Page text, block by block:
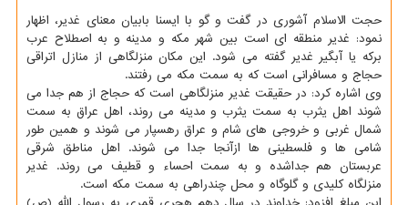
حجت الاسلام آشوری در گفت و گو با ایسنا بابیان معنای غدیر، اظهار
نمود: غدیر منطقه ای است بین شهر مکه و مدینه و به اصطلاح عرب
برکه یا آبگیر غدیر گفته می شود. این مکان منزلگاهی از منازل اتراقی
حجاج و مسافرانی است که به سمت مکه می رفتند.
وی اشاره کرد: در حقیقت غدیر منزلگاهی است که حجاج از هم جدا می
شوند اهل یثرب به سمت یثرب و مدینه می روند، اهل عراق به سمت
شمال غربی و خروجی های شام و عراق رهسپار می شوند و همین طور
شامی ها و فلسطینی ها ازآنجا جدا می شوند. اهل مناطق شرقی
عربستان هم جداشده و به سمت احساء و قطیف می روند. غدیر
منزلگاه کلیدی و گلوگاه و محل چندراهی به سمت مکه است.